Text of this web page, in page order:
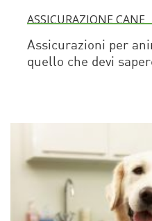
ASSICURAZIONE CANE
Assicurazioni per
quello che devi